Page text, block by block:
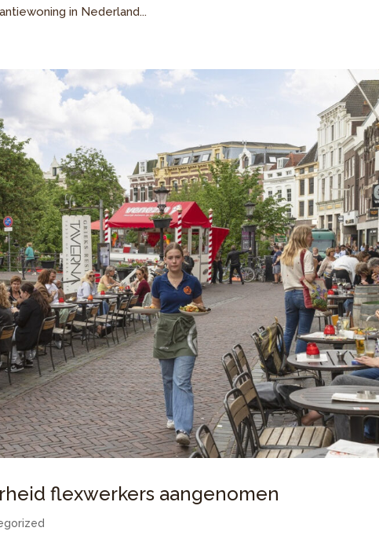
in Nederland...
flexwerkers aangenomen